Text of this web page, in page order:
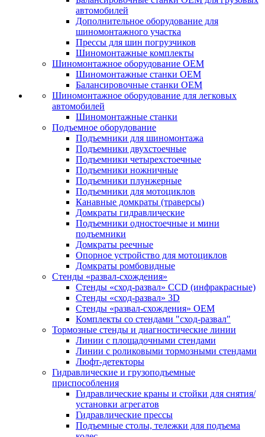
автомобилей
Дополнительное оборудование для
шиномонтажного участка
Прессы для шин погрузчиков
Шиномонтажные комплекты
Шиномонтажное оборудование ОЕМ
Шиномонтажные станки ОЕМ
Балансировочные станки ОЕМ
Шиномонтажное оборудование для легковых
автомобилей
Шиномонтажные станки
Подъемное оборудование
Подъемники для шиномонтажа
Подъемники двухстоечные
Подъемники четырехстоечные
Подъемники ножничные
Подъемники плунжерные
Подъемники для мотоциклов
Канавные домкраты (траверсы)
Домкраты гидравлические
Подъемники одностоечные и мини
подъемники
Домкраты реечные
Опорное устройство для мотоциклов
Домкраты ромбовидные
Стенды «развал-схождения»
Стенды «сход-развал» CCD (инфракрасные)
Стенды «сход-развал» 3D
Стенды «развал-схождения» ОЕМ
Комплекты со стендами "сход-развал"
Тормозные стенды и диагностические линии
Линии с площадочными стендами
Линии с роликовыми тормозными стендами
Люфт-детекторы
Гидравлические и грузоподъемные
приспособления
Гидравлические краны и стойки для снятия/
установки агрегатов
Гидравлические прессы
Подъемные столы, тележки для подъема